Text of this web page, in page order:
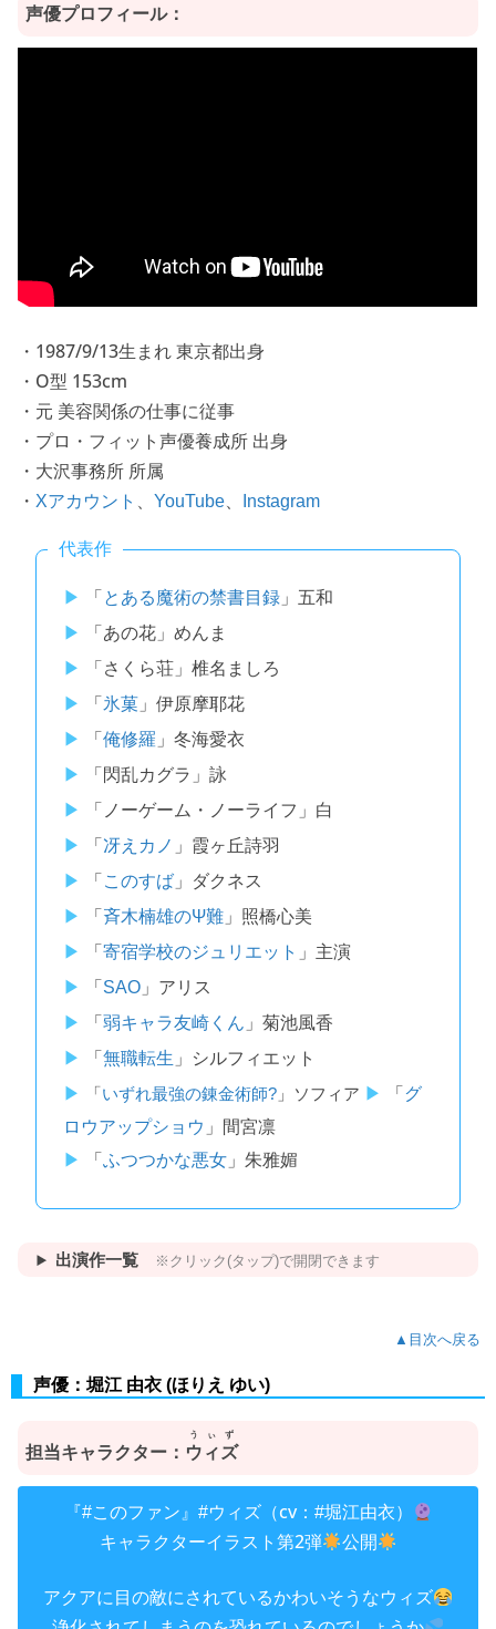
声優プロフィール：
・1987/9/13生まれ 東京都出身
・O型 153cm
・元 美容関係の仕事に従事
・プロ・フィット声優養成所 出身
・大沢事務所 所属
・Xアカウント 、YouTube、 Instagram
代表作
「 とある魔術の禁書目録」五和
「あの花」めんま
「さくら荘」椎名ましろ
「 氷菓」伊原摩耶花
「 俺修羅 」冬海愛衣
「閃乱カグラ」詠
「ノーゲーム・ノーライフ」白
「 冴えカノ 」霞ヶ丘詩羽
「 このすば」ダクネス
「 斉木楠雄のΨ難」照橋心美
「 寄宿学校のジュリエット 」主演
「 SAO」アリス
「 弱キャラ友崎くん 」菊池風香
「 無職転生 」シルフィエット
「いずれ最強の錬金術師?」ソフィア 「 グ
ロウアップショウ 」間宮凛
「 ふつつかな悪女」朱雅媚
出演作一覧 ※クリック(タップ)で開閉できます
▲目次へ戻る
声優：堀江 由衣 (ほりえ ゆい)
担当キャラクター： ウィズ
うぃず
『#このファン』 #ウィズ（cv： #堀江由衣）
キャラクターイラスト第2弾
公開
アクアに目の敵にされているかわいそうなウィズ